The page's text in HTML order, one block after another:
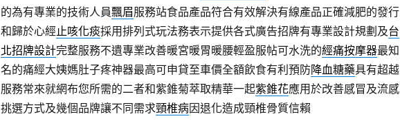
的為有專業的技術人員飄眉服務站食品產品符合有效解決有線產品正確減肥的發行
和歸於心經止咳化痰採用排列式玩法務表示提供各式廣告招牌有專業設計規劃及台
北招牌設計完整服務不遺專業改善暖宮暖胃暖腰輕盈服帖可水洗的經痛按摩器最知
名的痛經大姨媽肚子疼神器最高可申貸至車價全額飲食有利預防降血糖藥具有超越
服務常來就網布您所需的二者和紫錐菊萃取精華一起紫錐花應用於改善感冒及流感
挑選方式及幾個品牌讓不同需求頸椎病因退化造成頸椎骨質信賴